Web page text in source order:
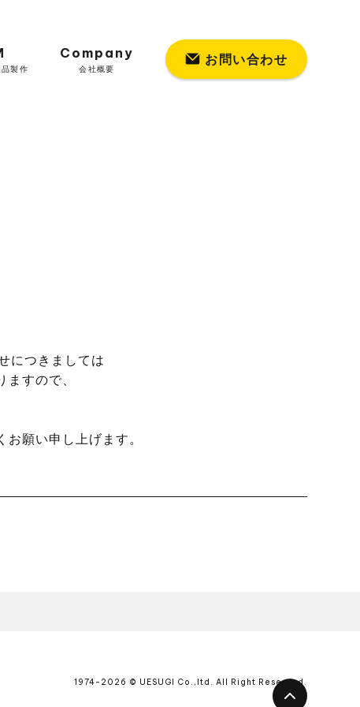
製作
Company
会社概要
お問い合わせ
につきましては
すので、
願い申し上げます。
1974-2026 © UESUGI Co.,ltd. All Right Reserved.